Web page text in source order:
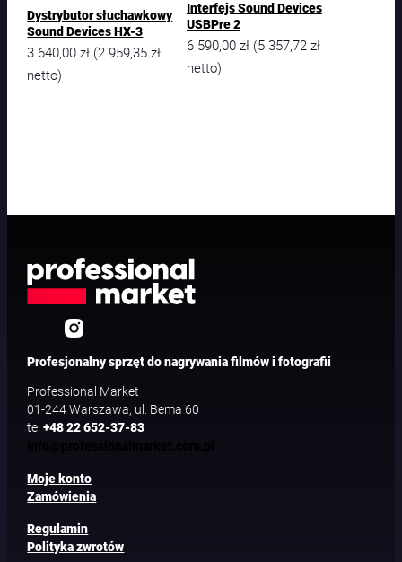
Dystrybutor słuchawkowy
Sound Devices HX-3
3 640,00zł (2 959,35zł
netto)
Interfejs Sound Devices
USBPre 2
6 590,00 zł (5 357,72 zł
netto)
Profesjonalny sprzęt do nagrywania filmów i fotografii
Professional Market
01-244 Warszawa, ul. Bema 60
tel+48 22 652-37-83
Moje konto
Zamówienia
Regulamin
Polityka zwrotów